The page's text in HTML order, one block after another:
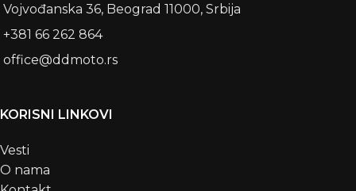
Vojvođanska 36, Beograd 11000, Srbija
+381 66 262 864
office@ddmoto.rs
KORISNI LINKOVI
Vesti
O nama